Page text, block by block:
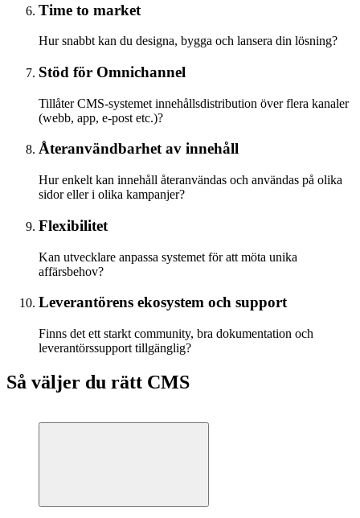
Time to market
Hur snabbt kan du designa, bygga och lansera din lösning?
Stöd för Omnichannel
Tillåter CMS-systemet innehållsdistribution över flera kanaler
(webb, app, e-post etc.)?
Återanvändbarhet av innehåll
Hur enkelt kan innehåll återanvändas och användas på olika
sidor eller i olika kampanjer?
Flexibilitet
Kan utvecklare anpassa systemet för att möta unika
affärsbehov?
Leverantörens ekosystem och support
Finns det ett starkt community, bra dokumentation och
leverantörssupport tillgänglig?
Så väljer du rätt CMS